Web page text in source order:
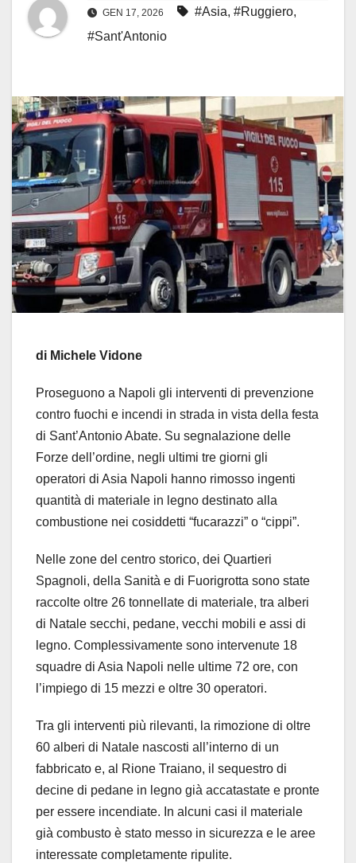
GEN 17, 2026 #Asia, #Ruggiero,
#Sant'Antonio
di Michele Vidone
Proseguono a Napoli gli interventi di prevenzione
contro fuochi e incendi in strada in vista della festa
di Sant’Antonio Abate. Su segnalazione delle
Forze dell’ordine, negli ultimi tre giorni gli
operatori di Asia Napoli hanno rimosso ingenti
quantità di materiale in legno destinato alla
combustione nei cosiddetti “fucarazzi” o “cippi”.
Nelle zone del centro storico, dei Quartieri
Spagnoli, della Sanità e di Fuorigrotta sono state
raccolte oltre 26 tonnellate di materiale, tra alberi
di Natale secchi, pedane, vecchi mobili e assi di
legno. Complessivamente sono intervenute 18
squadre di Asia Napoli nelle ultime 72 ore, con
l’impiego di 15 mezzi e oltre 30 operatori.
Tra gli interventi più rilevanti, la rimozione di oltre
60 alberi di Natale nascosti all’interno di un
fabbricato e, al Rione Traiano, il sequestro di
decine di pedane in legno già accatastate e pronte
per essere incendiate. In alcuni casi il materiale
già combusto è stato messo in sicurezza e le aree
interessate completamente ripulite.